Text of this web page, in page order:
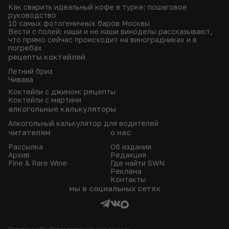
Как сварить идеальный кофе в турке: пошаговое
руководство
10 самых фотогеничных баров Москвы
Вести с полей: наши и не наши виноделы рассказывают,
что прямо сейчас происходит на виноградниках и в
погребах
рецепты коктейлей
Летний бриз
Чивава
Коктейли с джином: рецепты
Коктейли с мартини
алкогольные калькуляторы
Алкогольный калькулятор для водителей
читателям
Рассылка
Архив
Fine & Rare Wine
о нас
Об издании
Редакция
Где найти SWN
Реклама
Контакты
мы в социальных сетях